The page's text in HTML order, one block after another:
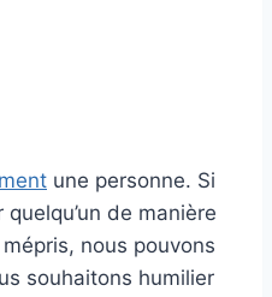
une personne. Si
de manière
nous pouvons
souhaitons humilier